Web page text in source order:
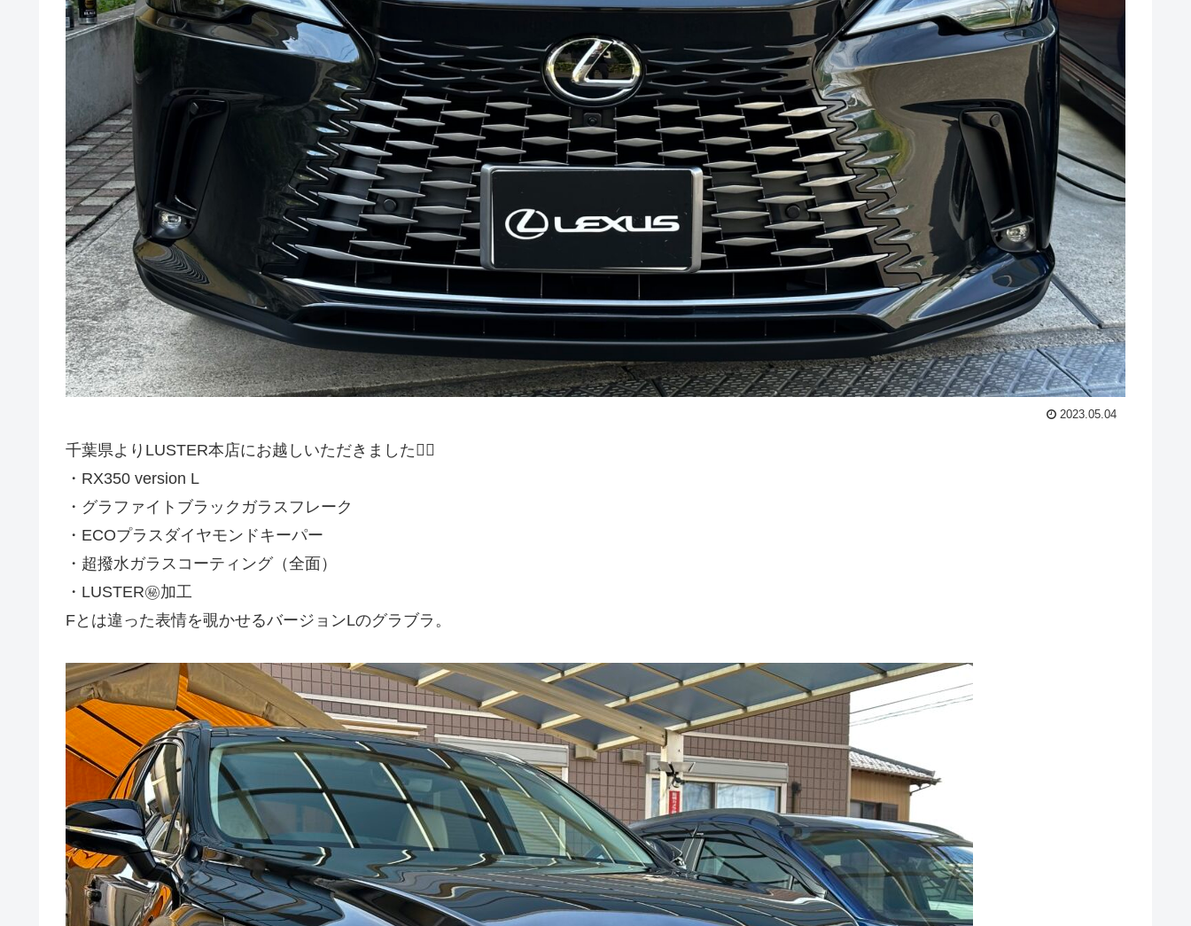
2023.05.04
千葉県よりLUSTER本店にお越しいただきました🙇‍♂️
・RX350 version L
・グラファイトブラックガラスフレーク
・ECOプラスダイヤモンドキーパー
・超撥水ガラスコーティング（全面）
・LUSTER㊙️加工
Fとは違った表情を覗かせるバージョンLのグラブラ。